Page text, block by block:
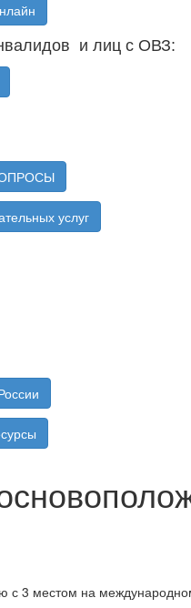
и лиц с ОВЗ:
услуг
3 местом на